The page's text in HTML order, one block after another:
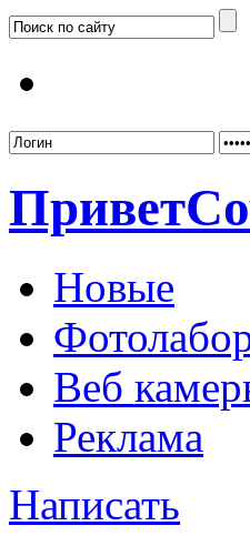
Привет
Новые
Веб
Реклама
Написать